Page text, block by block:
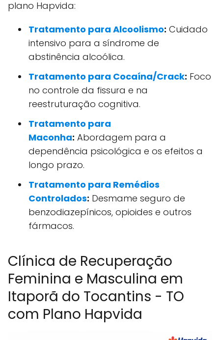
plano Hapvida:
Tratamento para Alcoolismo: Cuidado
intensivo para a síndrome de
abstinência alcoólica.
Tratamento para Cocaína/Crack: Foco
no controle da fissura e na
reestruturação cognitiva.
Tratamento para
Maconha: Abordagem para a
dependência psicológica e os efeitos a
longo prazo.
Tratamento para Remédios
Controlados: Desmame seguro de
benzodiazepínicos, opioides e outros
fármacos.
Clínica de Recuperação
Feminina e Masculina em
Itaporã do Tocantins - TO
com Plano Hapvida